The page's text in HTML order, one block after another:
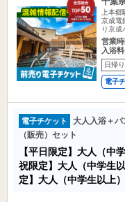
上本
京成電
り京成
営業
入浴
日帰り
電子
電子チケット
大人入浴＋
（販売）セット
【平日限定】大人（中
祝限定】大人（中学生
定】大人（中学生以上）